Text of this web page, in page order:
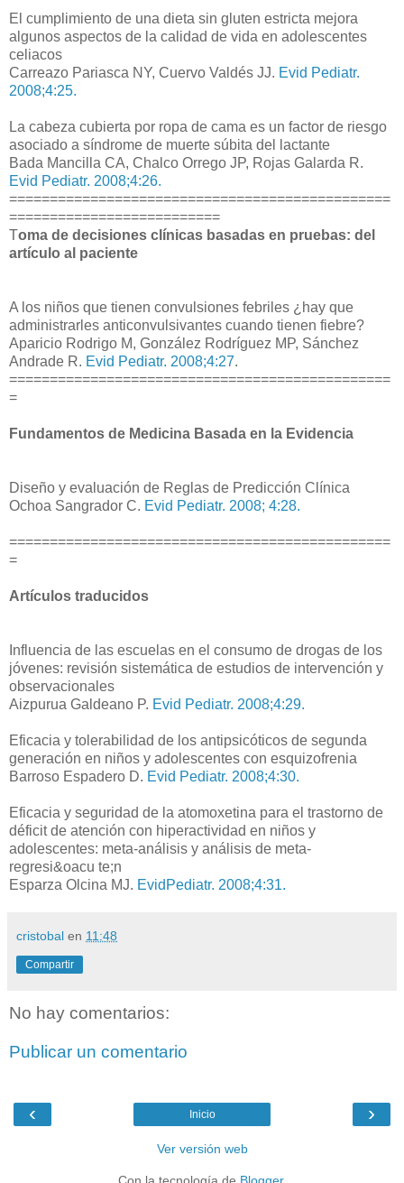
El cumplimiento de una dieta sin gluten estricta mejora
algunos aspectos de la calidad de vida en adolescentes
celiacos
Carreazo Pariasca NY, Cuervo Valdés JJ. Evid Pediatr.
2008;4:25.
La cabeza cubierta por ropa de cama es un factor de riesgo
asociado a síndrome de muerte súbita del lactante
Bada Mancilla CA, Chalco Orrego JP, Rojas Galarda R.
Evid Pediatr. 2008;4:26.
===============================================
==========================
Toma de decisiones clínicas basadas en pruebas: del
artículo al paciente
A los niños que tienen convulsiones febriles ¿hay que
administrarles anticonvulsivantes cuando tienen fiebre?
Aparicio Rodrigo M, González Rodríguez MP, Sánchez
Andrade R. Evid Pediatr. 2008;4:27.
===============================================
=
Fundamentos de Medicina Basada en la Evidencia
Diseño y evaluación de Reglas de Predicción Clínica
Ochoa Sangrador C. Evid Pediatr. 2008; 4:28.
===============================================
=
Artículos traducidos
Influencia de las escuelas en el consumo de drogas de los
jóvenes: revisión sistemática de estudios de intervención y
observacionales
Aizpurua Galdeano P. Evid Pediatr. 2008;4:29.
Eficacia y tolerabilidad de los antipsicóticos de segunda
generación en niños y adolescentes con esquizofrenia
Barroso Espadero D. Evid Pediatr. 2008;4:30.
Eficacia y seguridad de la atomoxetina para el trastorno de
déficit de atención con hiperactividad en niños y
adolescentes: meta-análisis y análisis de meta-
regresi&oacu te;n
Esparza Olcina MJ. EvidPediatr. 2008;4:31.
cristobal en 11:48
Compartir
No hay comentarios:
Publicar un comentario
‹ ›
Inicio
Ver versión web
Con la tecnología de Blogger.